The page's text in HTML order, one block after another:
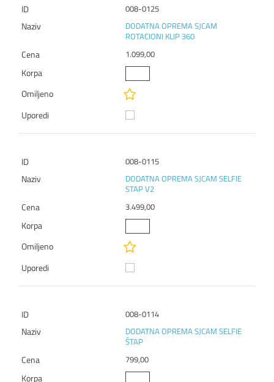
008-0125
DODATNA OPREMA SJCAM
ROTACIONI KLIP 360
1.099,00
008-0115
DODATNA OPREMA SJCAM SELFIE
STAP V2
3.499,00
008-0114
DODATNA OPREMA SJCAM SELFIE
ŠTAP
799,00